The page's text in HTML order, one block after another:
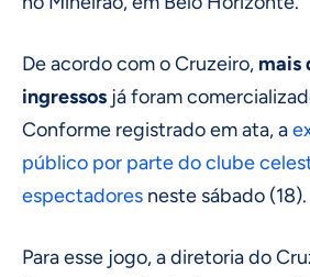
De acordo com o Cruzeiro, mais
ingressos já foram
Conforme registrado em ata, a
público por parte do clube
espectadores neste sábado (18).
Para esse jogo, a diretoria do